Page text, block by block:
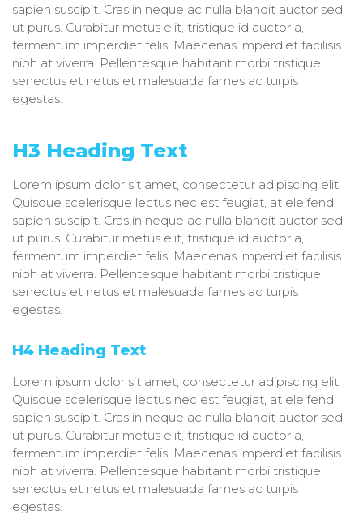
sapien suscipit. Cras in neque ac nulla blandit auctor sed
ut purus. Curabitur metus elit, tristique id auctor a,
fermentum imperdiet felis. Maecenas imperdiet facilisis
nibh at viverra. Pellentesque habitant morbi tristique
senectus et netus et malesuada fames ac turpis
egestas.
H3 Heading Text
Lorem ipsum dolor sit amet, consectetur adipiscing elit.
Quisque scelerisque lectus nec est feugiat, at eleifend
sapien suscipit. Cras in neque ac nulla blandit auctor sed
ut purus. Curabitur metus elit, tristique id auctor a,
fermentum imperdiet felis. Maecenas imperdiet facilisis
nibh at viverra. Pellentesque habitant morbi tristique
senectus et netus et malesuada fames ac turpis
egestas.
H4 Heading Text
Lorem ipsum dolor sit amet, consectetur adipiscing elit.
Quisque scelerisque lectus nec est feugiat, at eleifend
sapien suscipit. Cras in neque ac nulla blandit auctor sed
ut purus. Curabitur metus elit, tristique id auctor a,
fermentum imperdiet felis. Maecenas imperdiet facilisis
nibh at viverra. Pellentesque habitant morbi tristique
senectus et netus et malesuada fames ac turpis
egestas.